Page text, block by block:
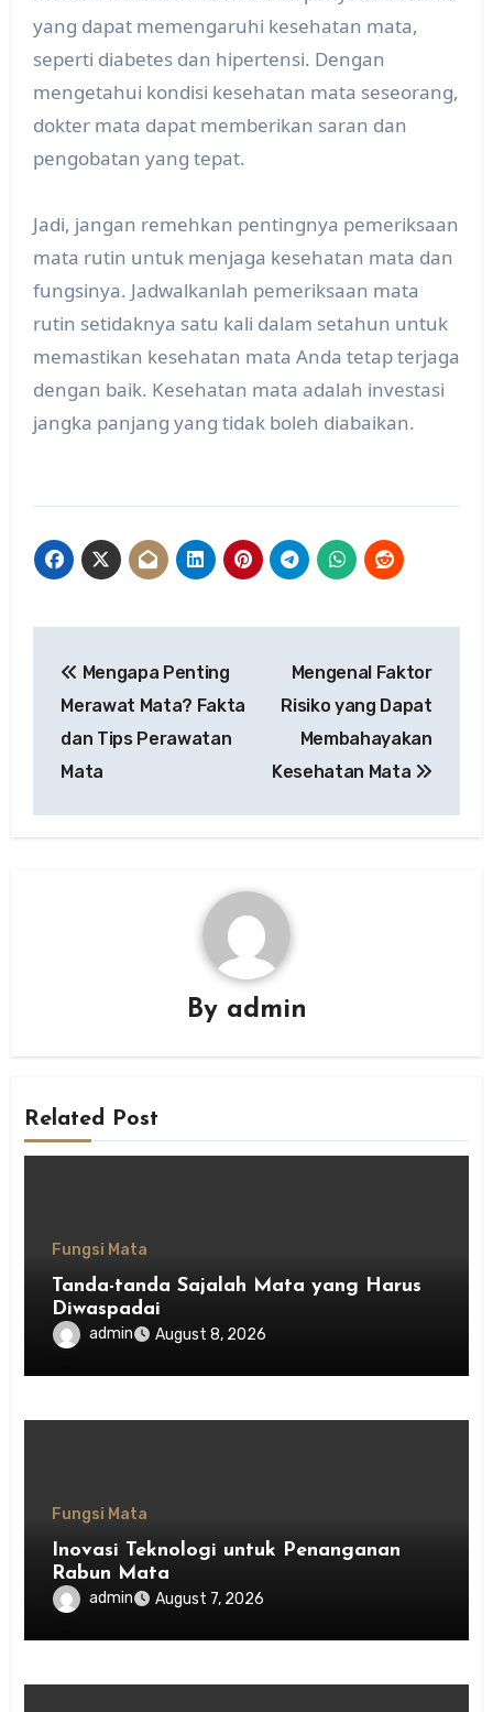
yang dapat memengaruhi kesehatan mata,
seperti diabetes dan hipertensi. Dengan
mengetahui kondisi kesehatan mata seseorang,
dokter mata dapat memberikan saran dan
pengobatan yang tepat.
Jadi, jangan remehkan pentingnya pemeriksaan
mata rutin untuk menjaga kesehatan mata dan
fungsinya. Jadwalkanlah pemeriksaan mata
rutin setidaknya satu kali dalam setahun untuk
memastikan kesehatan mata Anda tetap terjaga
dengan baik. Kesehatan mata adalah investasi
jangka panjang yang tidak boleh diabaikan.
navigation
Mengapa Penting
Merawat Mata? Fakta
dan Tips Perawatan
Mata
Mengenal Faktor
Risiko yang Dapat
Membahayakan
Kesehatan Mata
By admin
Related Post
Fungsi Mata
Tanda-tanda Sajalah Mata yang Harus
Diwaspadai
admin August 8, 2026
Fungsi Mata
Inovasi Teknologi untuk Penanganan
Rabun Mata
admin August 7, 2026